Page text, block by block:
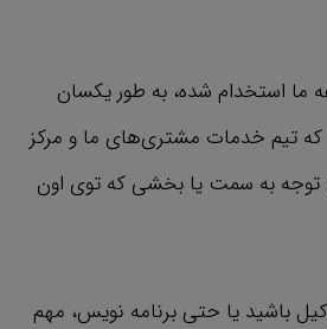
استخدام شده، به طور یکسان
تیم خدمات مشتری‌های ما و مرکز
به سمت یا بخشی که توی اون
باشید یا حتی برنامه نویس، مهم